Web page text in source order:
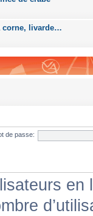
corne, livarde…
de passe:
en